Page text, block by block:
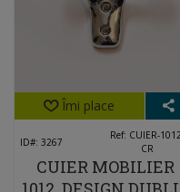
Îmi place
ID#: 3267
Ref: CUIER-
CR
CUIER MOBILIER